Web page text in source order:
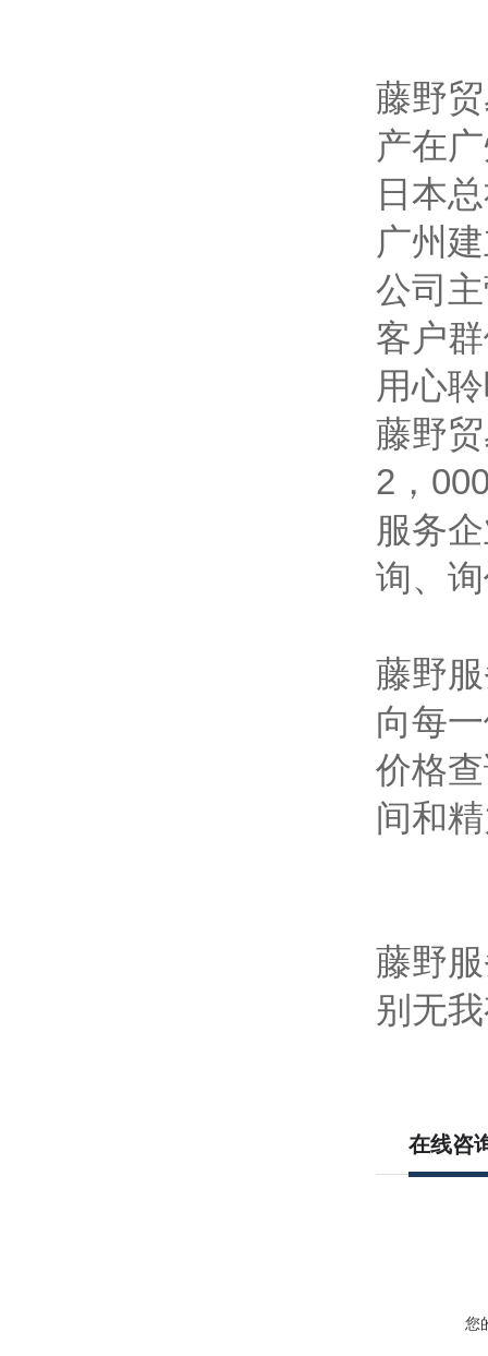
藤野
产在
日本
广州
公司
客户
用心
藤野
2，
服务
询、
藤野
向每
价格
间和
藤野
别无
在线咨
您